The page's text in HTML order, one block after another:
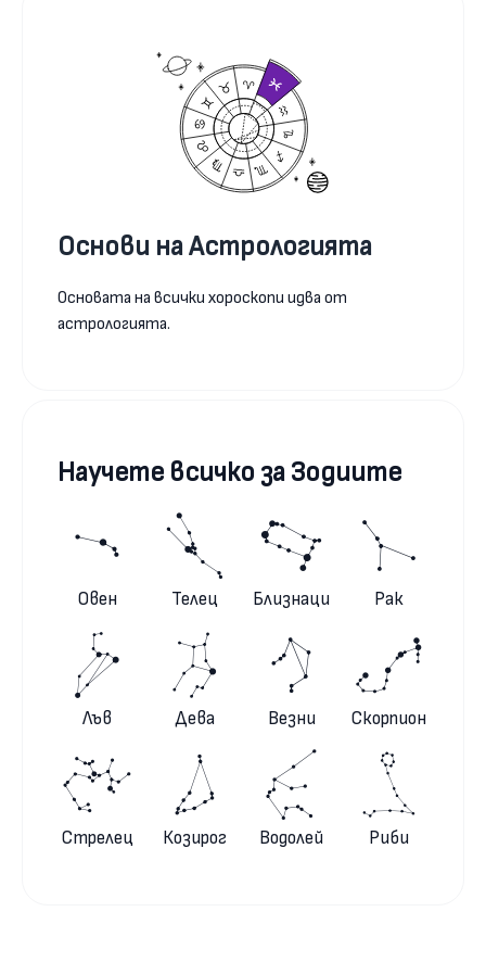
Основи на Астрологията
Основата на всички хороскопи идва от
астрологията.
Научете всичко за Зодиите
Овен Телец Близнаци Рак
Лъв Дева Везни Скорпион
Стрелец Козирог Водолей Риби